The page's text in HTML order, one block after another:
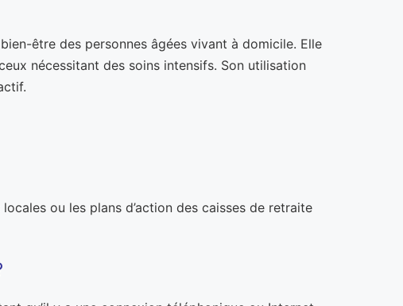
être des personnes âgées vivant à domicile. Elle
nécessitant des soins intensifs. Son utilisation
ou les plans d’action des caisses de retraite